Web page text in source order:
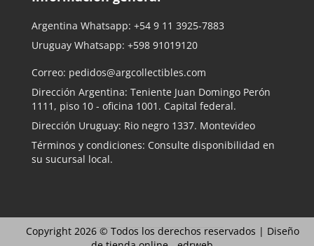
Argentina Whatsapp: +54 9 11 3925-7883
Uruguay Whatsapp: +598 91019120
Correo: pedidos@argcollectibles.com
Dirección Argentina: Teniente Juan Domingo Perón
1111, piso 10 - oficina 1001. Capital federal.
Dirección Uruguay: Rio negro 1337. Montevideo
Términos y condiciones: Consulte disponibilidad en
su sucursal local.
Copyright 2026 © Todos los derechos reservados | Diseño